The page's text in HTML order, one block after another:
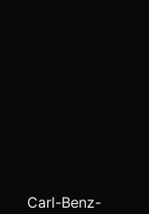
Carl-Benz-